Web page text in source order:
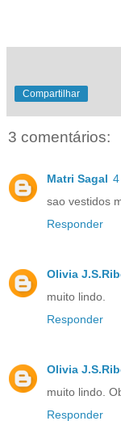
Compartilhar
3 comentários:
Matri Sagal
sao vestidos
Responder
Olivia
muito lindo.
Responder
Olivia
muito lindo.
Responder